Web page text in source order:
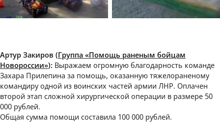
Артур Закиров (Группа «Помощь раненым бойцам
Новороссии»): Выражаем огромную благодарность команде
Захара Прилепина за помощь, оказанную тяжелораненому
командиру одной из воинских частей армии ЛНР. Оплачен
второй этап сложной хирургической операции в размере 50
000 рублей.
Общая сумма помощи составила 100 000 рублей.